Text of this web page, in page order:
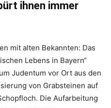
ihnen immer
mit alten Bekannten: Das
Lebens in Bayern“
Judentum vor Ort aus den
von Grabsteinen auf
Die Aufarbeitung